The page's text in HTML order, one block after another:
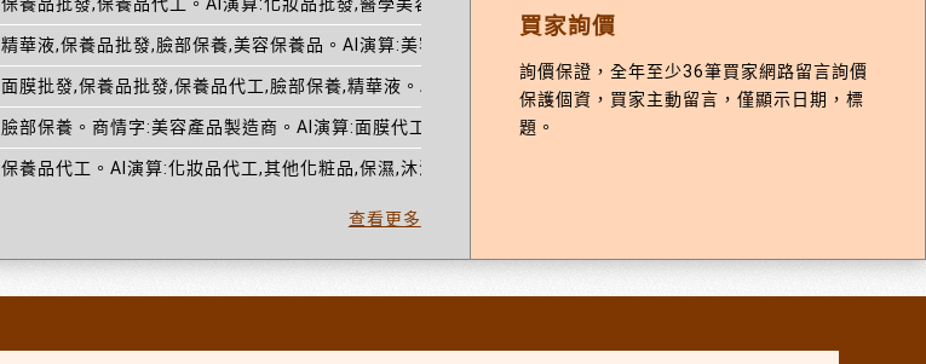
精華液,保養品批發,臉部保養,美容保養品。AI演算:美容產品批發,化妝品,化粧品批發,膠原蛋白。
面膜批發,保養品批發,保養品代工,臉部保養,精華液。AI演算:保養品,化妝品代工。
臉部保養。商情字:美容產品製造商。AI演算:面膜代工,化粧品製造商,化粧品製造,醫學美容,面膜工廠。
保養品代工。AI演算:化妝品代工,其他化粧品,保濕,沐浴乳,化妝品。
查看更多
買家詢價
詢價保證，全年至少36筆買家網路留言詢價
保護個資，買家主動留言，僅顯示日期，標
題。